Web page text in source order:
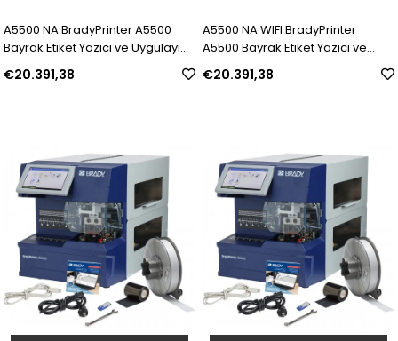
A5500 NA BradyPrinter A5500
Bayrak Etiket Yazıcı ve Uygulayıcı
— ABD | Model: 151185 | SKU:
Y4688654
€20.391,38
A5500 NA WIFI BradyPrinter
A5500 Bayrak Etiket Yazıcı ve
Uygulayıcı WIFI — ABD | Model:
151184 | SKU: Y4688655
€20.391,38